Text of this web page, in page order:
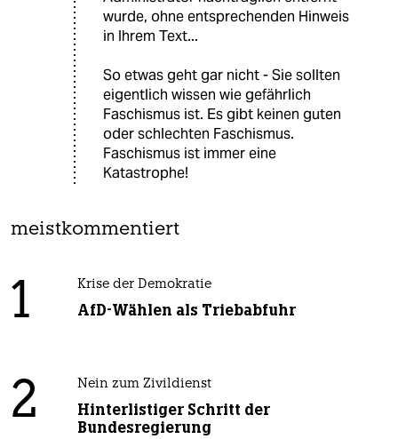
wurde, ohne entsprechenden Hinweis
in Ihrem Text...
So etwas geht gar nicht - Sie sollten
eigentlich wissen wie gefährlich
Faschismus ist. Es gibt keinen guten
oder schlechten Faschismus.
Faschismus ist immer eine
Katastrophe!
meistkommentiert
1 Krise der Demokratie
AfD-Wählen als Triebabfuhr
2 Nein zum Zivildienst
Hinterlistiger Schritt der
Bundesregierung